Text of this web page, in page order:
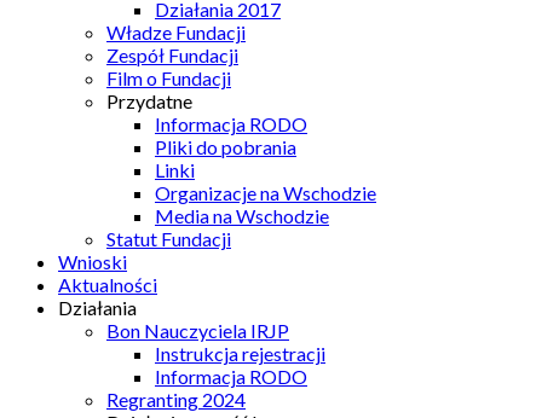
Działania 2017
Władze Fundacji
Zespół Fundacji
Film o Fundacji
Przydatne
Informacja RODO
Pliki do pobrania
Linki
Organizacje na Wschodzie
Media na Wschodzie
Statut Fundacji
Wnioski
Aktualności
Działania
Bon Nauczyciela IRJP
Instrukcja rejestracji
Informacja RODO
Regranting 2024